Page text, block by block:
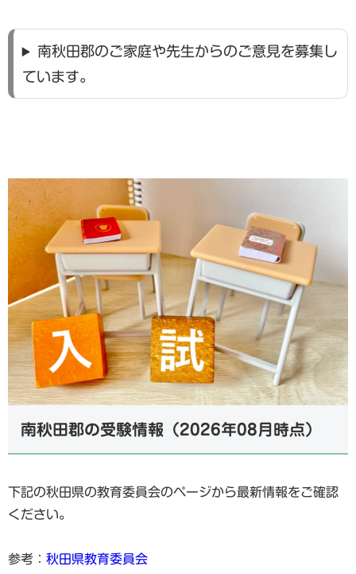
南秋田郡のご家庭や先生からのご意見を募集し
ています。
南秋田郡の受験情報（2026年08月時点）
下記の秋田県の教育委員会のページから最新情報をご確認
ください。
参考： 秋田県教育委員会